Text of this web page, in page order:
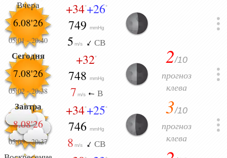
Вчера
6.08'26
05:01-20:40
+34°+26°
749mmHg
5 m/s СВ
Сегодня
7.08'26
05:02-20:38
+32°
748mmHg
7 m/s В
2/10
прогноз
клева
Завтра
8.08'26
05:03-20:37
+34°+25°
746mmHg
8 m/s СВ
3/10
прогноз
клева